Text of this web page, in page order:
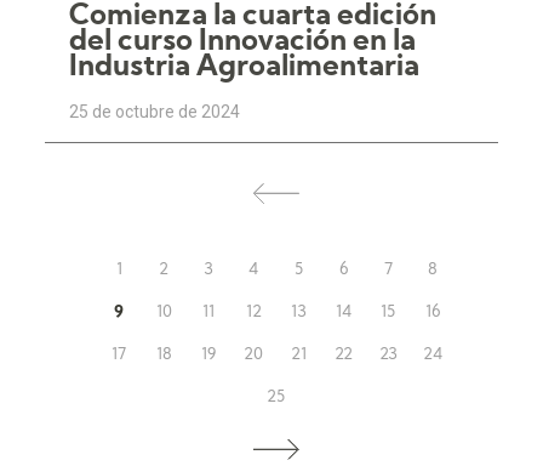
Comienza la cuarta edición
del curso Innovación en la
Industria Agroalimentaria
25 de octubre de 2024
1 2 3 4 5 6 7 8
9 10 11 12 13 14 15 16
17 18 19 20 21 22 23 24
25